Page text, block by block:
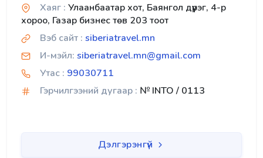
Хаяг : Улаанбаатар хот, Баянгол дүүрэг, 4-р
хороо, Газар бизнес төв 203 тоот
Вэб сайт : siberiatravel.mn
И-мэйл: siberiatravel.mn@gmail.com
Утас : 99030711
Гэрчилгээний дугаар : № INTO / 0113
Дэлгэрэнгүй